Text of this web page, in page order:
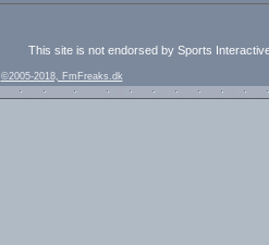
This site is not endorsed by Sports
©2005-2018, FmFreaks.dk